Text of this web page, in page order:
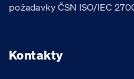
požadavky ČSN ISO/IEC
Kontakty